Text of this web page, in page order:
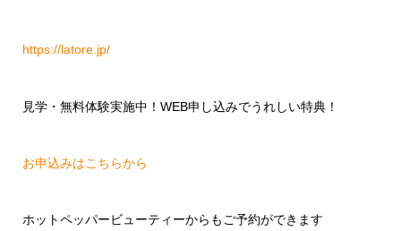
https://latore.jp/
見学・無料体験実施中！ WEB申し込みでうれしい特典！
お申込みはこちらから
ホットペッパービューティーからもご予約ができます